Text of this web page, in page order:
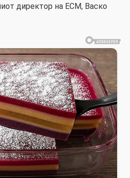
директор на ЕСМ, Васко